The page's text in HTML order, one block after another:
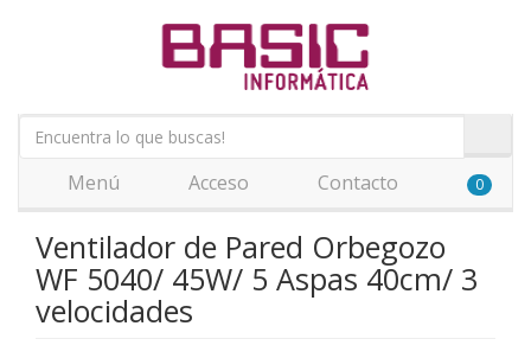
Menú Acceso Contacto 0
Ventilador de Pared Orbegozo
WF 5040/ 45W/ 5 Aspas 40cm/ 3
velocidades